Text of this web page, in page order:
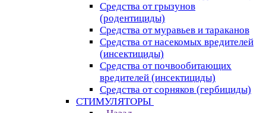
Средства от грызунов
(родентициды)
Средства от муравьев и тараканов
Средства от насекомых вредителей
(инсектициды)
Средства от почвообитающих
вредителей (инсектициды)
Средства от сорняков (гербициды)
СТИМУЛЯТОРЫ